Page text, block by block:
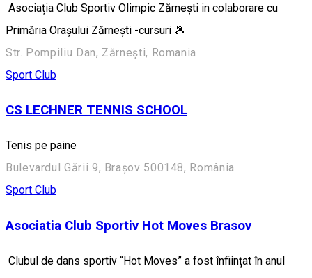
Asociația Club Sportiv Olimpic Zărnești in colaborare cu
Primăria Orașului Zărnești -cursuri 🎾
Str. Pompiliu Dan, Zărnești, Romania
Sport Club
CS LECHNER TENNIS SCHOOL
Tenis pe paine
Bulevardul Gării 9, Brașov 500148, România
Sport Club
Asociatia Club Sportiv Hot Moves Brasov
Clubul de dans sportiv “Hot Moves” a fost înființat în anul